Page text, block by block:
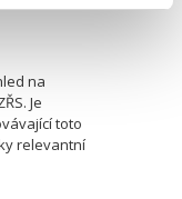
na
Je
toto
relevantní